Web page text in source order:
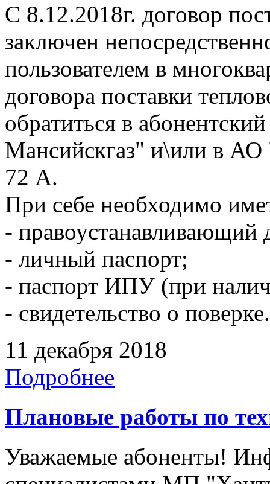
С 8.12.2018г. договор
заключен
пользователем в
договора поставки
обратиться в
Мансийскгаз" и\или в
72 А.
При себе необходимо
-
- личный паспорт;
- паспорт ИПУ (при
- свидетельство о поверке.
11 декабря 2018
Подробнее
Плановые работы по
Уважаемые абоненты!